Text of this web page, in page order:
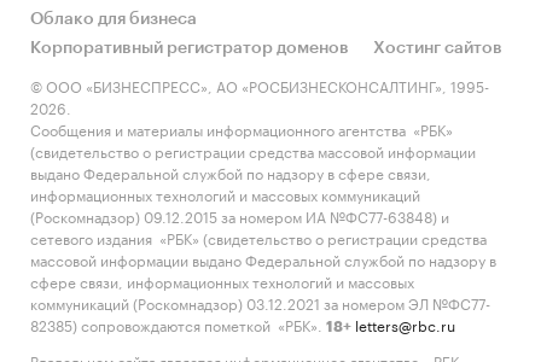
Облако для бизнеса
Корпоративный регистратор доменов
Хостинг сайтов
© ООО «БИЗНЕСПРЕСС», АО «РОСБИЗНЕСКОНСАЛТИНГ», 1995-
2026.
Сообщения и материалы информационного агентства «РБК»
(свидетельство о регистрации средства массовой информации
выдано Федеральной службой по надзору в сфере связи,
информационных технологий и массовых коммуникаций
(Роскомнадзор) 09.12.2015 за номером ИА №ФС77-63848) и
сетевого издания «РБК» (свидетельство о регистрации средства
массовой информации выдано Федеральной службой по надзору в
сфере связи, информационных технологий и массовых
коммуникаций (Роскомнадзор) 03.12.2021 за номером ЭЛ №ФС77-
82385) сопровождаются пометкой «РБК».
18+ letters@rbc.ru